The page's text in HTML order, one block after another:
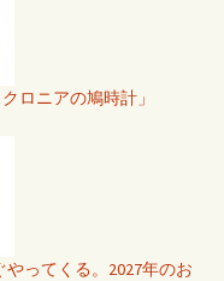
ロニアの鳩時計」
ってくる。2027年のお